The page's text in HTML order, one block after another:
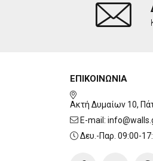
ΕΠΙΚΟΙΝΩΝΙΑ
Ακτή Δυμαίων 10,
E-mail:
Δευ.-Παρ. 09:00-